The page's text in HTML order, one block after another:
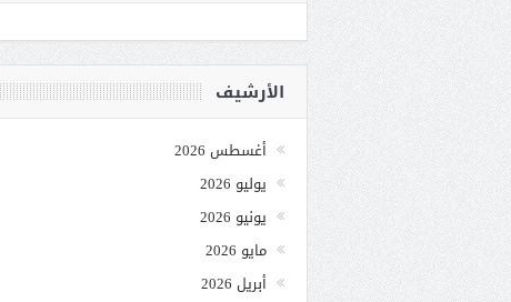
الأرشيف
أغسطس 2026
يوليو 2026
يونيو 2026
مايو 2026
أبريل 2026